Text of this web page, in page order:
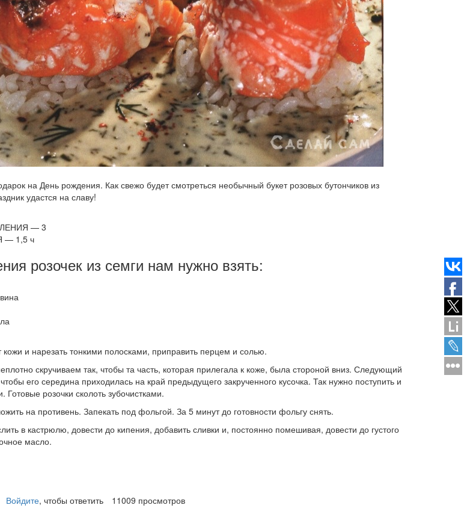
на День рождения. Как свежо будет смотреться необычный букет розовых бутончиков из
удастся на славу!
— 3
— 1,5 ч
розочек из семги нам нужно взять:
и нарезать тонкими полосками, приправить перцем и солью.
скручиваем так, чтобы та часть, которая прилегала к коже, была стороной вниз. Следующий
его середина приходилась на край предыдущего закрученного кусочка. Так нужно поступить и
розочки сколоть зубочистками.
на противень. Запекать под фольгой. За 5 минут до готовности фольгу снять.
в кастрюлю, довести до кипения, добавить сливки и, постоянно помешивая, довести до густого
масло.
Войдите, чтобы ответить 11009 просмотров